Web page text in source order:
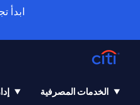
ابدأ
الخدمات المصرفية